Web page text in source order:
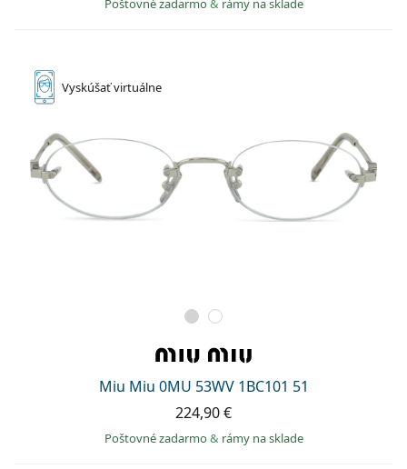
Poštovné zadarmo& rámy na sklade
Vyskúšaťvirtuálne
Miu Miu 0MU 53WV 1BC101 51
224,90 €
Poštovné zadarmo& rámy na sklade